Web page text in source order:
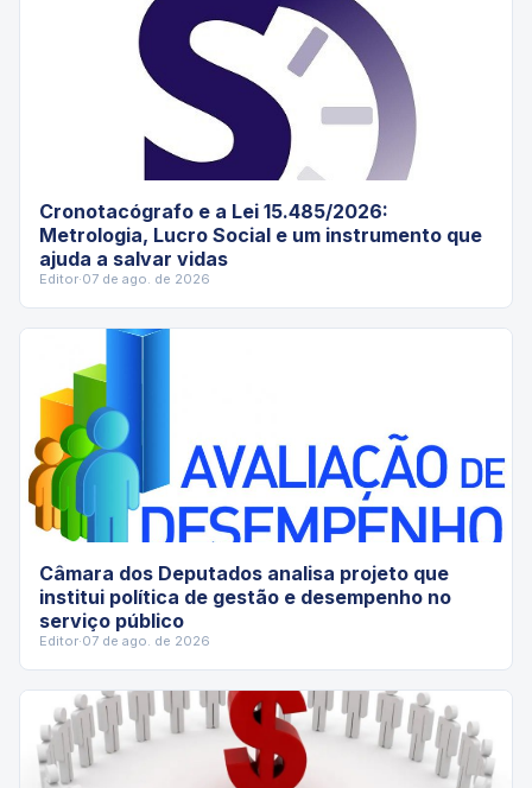
Cronotacógrafo e a Lei 15.485/2026:
Metrologia, Lucro Social e um instrumento que
ajuda a salvar vidas
Editor·07 de ago. de 2026
Câmara dos Deputados analisa projeto que
institui política de gestão e desempenho no
serviço público
Editor·07 de ago. de 2026